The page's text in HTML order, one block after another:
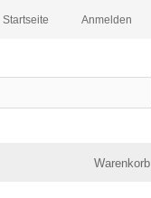
Anmelden
Startseite
Warenkorb